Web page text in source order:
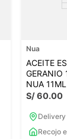
Nua
ACEITE
GERANIO
NUA 11ML
S/60.00
Delivery
Recojo